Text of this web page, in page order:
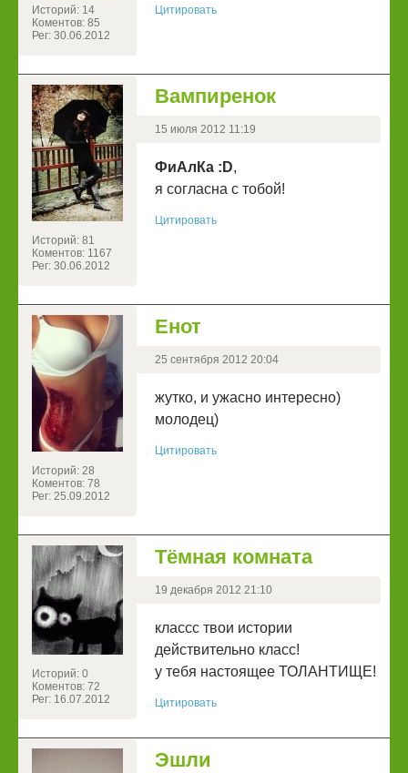
Историй: 14
Коментов: 85
Рег: 30.06.2012
Цитировать
Историй: 81
Коментов: 1167
Рег: 30.06.2012
Вампиренок
15 июля 2012 11:19
ФиАлКа :D,
я согласна с тобой!
Цитировать
Историй: 28
Коментов: 78
Рег: 25.09.2012
Енот
25 сентября 2012 20:04
жутко, и ужасно интересно)
молодец)
Цитировать
Историй: 0
Коментов: 72
Рег: 16.07.2012
Тёмная комната
19 декабря 2012 21:10
классс твои истории
действительно класс!
у тебя настоящее ТОЛАНТИЩЕ!
Цитировать
Эшли